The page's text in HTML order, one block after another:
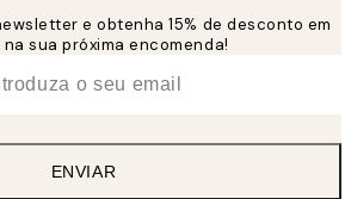
e obtenha 15% de desconto em
sua próxima encomenda!
ENVIAR